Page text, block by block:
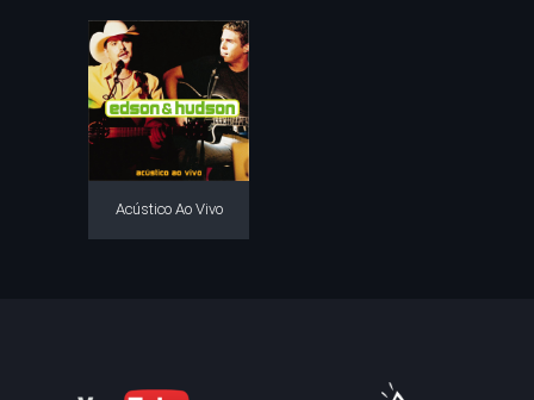
Acústico Ao Vivo